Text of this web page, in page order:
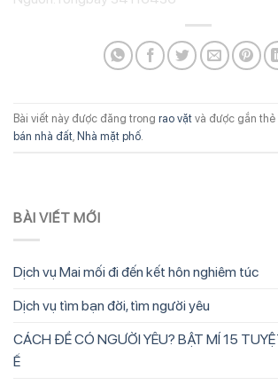
Bài viết này được đăng trong rao vặt và được gắn thẻ
bán nhà đất Nhà mặt phố
BÀI VIẾT MỚI
Dịch vụ Mai mối đi đến kết hôn nghiêm túc
Dịch vụ tìm bạn đời, tìm người yêu
CÁCH ĐỂ CÓ NGƯỜI YÊU? BẬT MÍ 15
Ế